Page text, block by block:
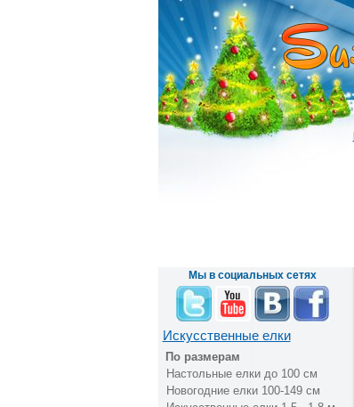
Мы в социальных сетях
Искусственные елки
По размерам
Настольные елки до 100 см
Новогодние елки 100-149 см